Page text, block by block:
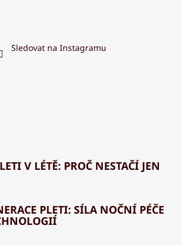
Sledovat na Instagramu
V LÉTĚ: PROČ NESTAČÍ JEN
PLETI: SÍLA NOČNÍ PÉČE